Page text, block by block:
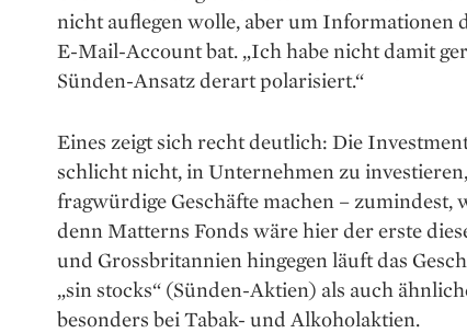
nicht auflegen wolle, aber um Informationen
E-Mail-Account bat. „Ich habe nicht damit
Sünden-Ansatz derart polarisiert.“
Eines zeigt sich recht deutlich: Die
schlicht nicht, in Unternehmen zu
fragwürdige Geschäfte machen – zumindest,
denn Matterns Fonds wäre hier der erste
und Grossbritannien hingegen läuft das
„sin stocks“ (Sünden-Aktien) als auch
besonders bei Tabak- und Alkoholaktien.